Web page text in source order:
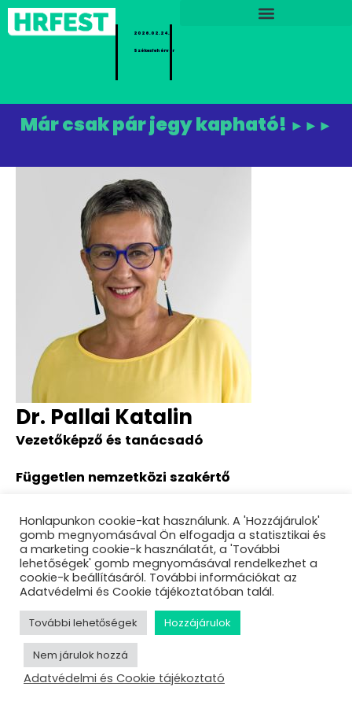
2026.02.24.
Székesfehérvár
Már csak pár jegy kapható! ►►►
Dr. Pallai Katalin
Vezetőképző és tanácsadó
Független nemzetközi szakértő
About Dr. Pallai Katalin
Sessions
Csak vicc!? Munkahelyi zaklatás és agresszió
megelőzése és kezelése – Kérdezd a szakértőket!
Honlapunkon cookie-kat használunk. A 'Hozzájárulok'
gomb megnyomásával Ön elfogadja a statisztikai és
a marketing cookie-k használatát, a 'További
lehetőségek' gomb megnyomásával rendelkezhet a
cookie-k beállításáról. További információkat az
Adatvédelmi és Cookie tájékoztatóban talál.
További lehetőségek Hozzájárulok
Nem járulok hozzá
Adatvédelmi és Cookie tájékoztató